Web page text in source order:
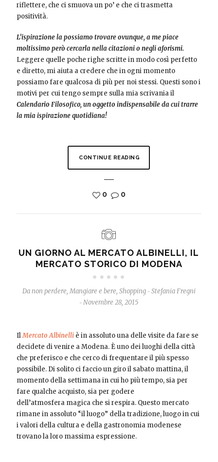
riflettere, che ci smuova un po’ e che ci trasmetta
positività.
L’ispirazione la possiamo trovare ovunque, a me piace
moltissimo però cercarla nella citazioni o negli aforismi.
Leggere quelle poche righe scritte in modo così perfetto
e diretto, mi aiuta a credere che in ogni momento
possiamo fare qualcosa di più per noi stessi. Questi sono i
motivi per cui tengo sempre sulla mia scrivania il
Calendario Filosofico, un oggetto indispensabile da cui trarre
la mia ispirazione quotidiana!
CONTINUE READING
0 0
UN GIORNO AL MERCATO ALBINELLI, IL
MERCATO STORICO DI MODENA
Da non perdere,Mangiare e bere, Shopping - Stefania Fregni
- Novembre 28, 2015
IlMercato Albinelli è in assoluto una delle visite da fare se
decidete di venire a Modena. È uno dei luoghi della città
che preferisco e che cerco di frequentare il più spesso
possibile. Di solito ci faccio un giro il sabato mattina, il
momento della settimana in cui ho più tempo, sia per
fare qualche acquisto, sia per godere
dell’atmosfera magica che si respira. Questo mercato
rimane in assoluto “il luogo” della tradizione, luogo in cui
i valori della cultura e della gastronomia modenese
trovano la loro massima espressione.